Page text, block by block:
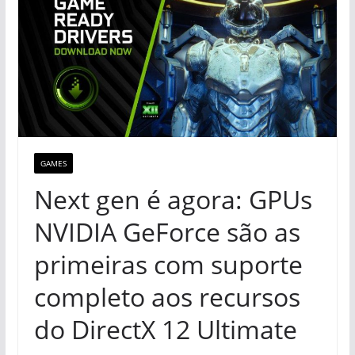
GAMES
Next gen é agora: GPUs
NVIDIA GeForce são as
primeiras com suporte
completo aos recursos
do DirectX 12 Ultimate